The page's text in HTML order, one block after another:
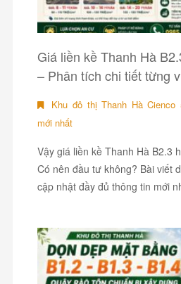
Giá liền kề Thanh Hà
– Phân tích chi tiết từng
Khu đô thị Thanh Hà
mới nhất
Vậy giá liền kề Thanh Hà B2.3
Có nên đầu tư không? Bài viết
cập nhật đầy đủ thông tin mới